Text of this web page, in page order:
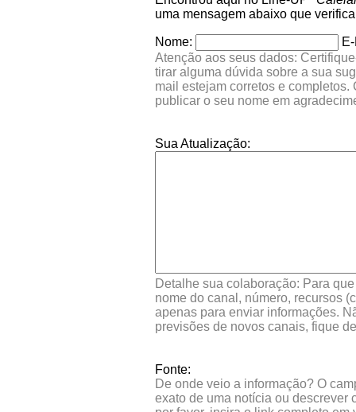
uma mensagem abaixo que
Nome:
Atenção aos seus dados:
tirar alguma dúvida sobre a sua
mail estejam corretos e
publicar o seu nome em
Sua Atualização:
Detalhe sua colaboração: Para
nome do canal, número, recursos
apenas para enviar informações.
previsões de novos canais, fique
Fonte:
De onde veio a informação? O
exato de uma notícia ou descrever